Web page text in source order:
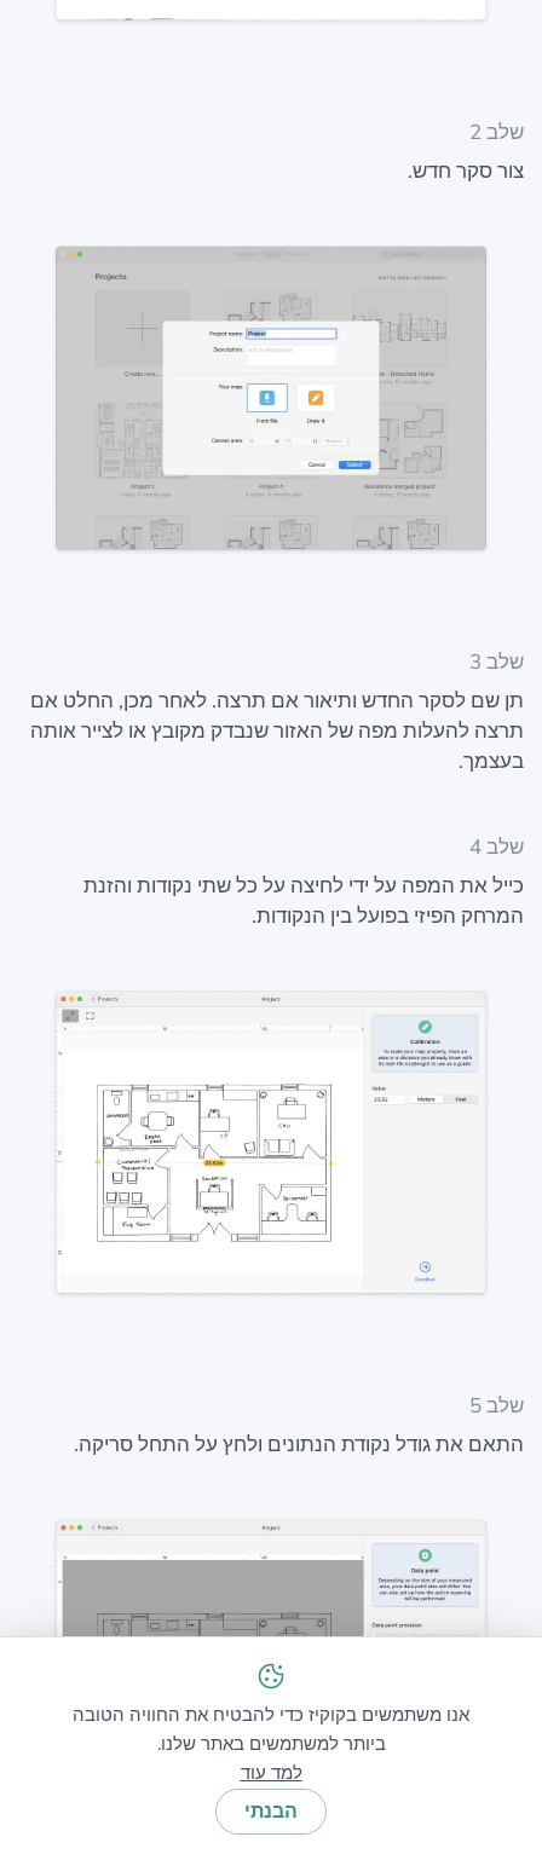
שלב 2
צור סקר חדש.
שלב 3
תן שם לסקר החדש ותיאור אם תרצה. לאחר מכן, החלט אם
תרצה להעלות מפה של האזור שנבדק מקובץ או לצייר אותה
בעצמך.
שלב 4
כייל את המפה על ידי לחיצה על כל שתי נקודות והזנת
המרחק הפיזי בפועל בין הנקודות.
שלב 5
התאם את גודל נקודת הנתונים ולחץ על התחל סריקה.
אנו משתמשים בקוקיז כדי להבטיח את החוויה הטובה
ביותר למשתמשים באתר שלנו.
למד עוד
הבנתי